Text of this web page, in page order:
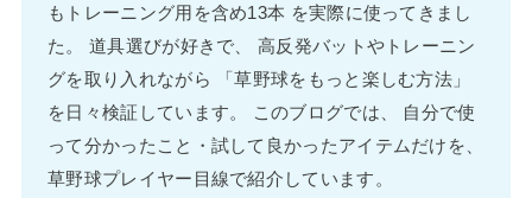
もトレーニング用を含め13本 を実際に使ってきまし
た。 道具選びが好きで、 高反発バットやトレーニン
グを取り入れながら 「草野球をもっと楽しむ方法」
を日々検証しています。 このブログでは、 自分で使
って分かったこと・試して良かったアイテムだけを、
草野球プレイヤー目線で紹介しています。